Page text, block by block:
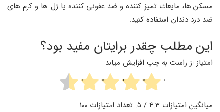
مسکن ‌ها، مایعات تمیز کننده و ضد عفونی کننده یا ژل‌ ها و کرم‌ های
ضد درد دندان استفاده کنید.
این مطلب چقدر برایتان مفید بود؟
امتیاز از راست به چپ افزایش میابد
میانگین امتیازات 4.3 / 5. تعداد امتیازات 100